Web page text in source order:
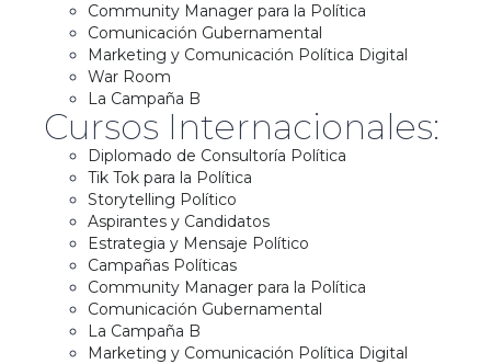
Community Manager para la Política
Comunicación Gubernamental
Marketing y Comunicación Política Digital
War Room
La Campaña B
Cursos Internacionales:
Diplomado de Consultoría Política
Tik Tok para la Política
Storytelling Político
Aspirantes y Candidatos
Estrategia y Mensaje Político
Campañas Políticas
Community Manager para la Política
Comunicación Gubernamental
La Campaña B
Marketing y Comunicación Política Digital